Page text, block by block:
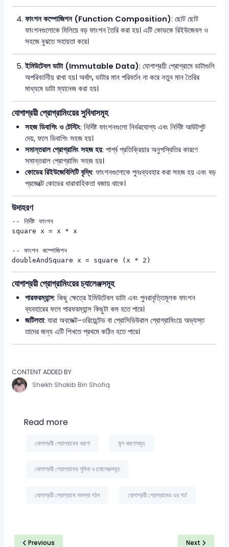
ফাংশন কম্পোজিশন (Function Composition): ছোট ছোট
ফাংশনগুলোকে মিলিয়ে বড় ফাংশন তৈরি করা হয়। এটি কোডকে রিইউজেবল ও
সহজে বুঝতে সহায়তা করে।
ইমিউটেবল ডাটা (Immutable Data): যোগাশ্রয়ী প্রোগ্রামে ডাটাগুলি
অপরিবর্তনীয় রাখা হয়। অর্থাৎ, ডাটার মান পরিবর্তন না করে নতুন মান তৈরির
মাধ্যমে ডাটা ম্যানেজ করা হয়।
যোগাশ্রয়ী প্রোগ্রামিংয়ের সুবিধাসমূহ
সহজ ডিবাগিং ও টেস্টিং: নির্দিষ্ট ফাংশনগুলো নির্ভরযোগ্য এবং নির্দিষ্ট আউটপুট
দেয়, ফলে ডিবাগিং সহজ হয়।
সমান্তরাল প্রোগ্রামিং সহজ হয়: পার্শ্ব প্রতিক্রিয়ার অনুপস্থিতির কারণে
সমান্তরাল প্রোগ্রামিং সহজ হয়।
কোডের রিইউজেবিলিটি বৃদ্ধি: ফাংশনগুলোকে পুনঃব্যবহার করা সহজ হয় এবং বড়
প্রজেক্টে কোডের ধারাবাহিকতা বজায় থাকে।
উদাহরণ
-- নির্দিষ্ট ফাংশন
square x = x * x
-- ফাংশন কম্পোজিশন
doubleAndSquare x = square (x * 2)
যোগাশ্রয়ী প্রোগ্রামিংয়ের চ্যালেঞ্জসমূহ
পারফরম্যান্স: কিছু ক্ষেত্রে ইমিউটেবল ডাটা এবং পুনরাবৃত্তিমূলক ফাংশন
ব্যবহারের ফলে পারফরম্যান্স কিছুটা কম হতে পারে।
জটিলতা: যারা অবজেক্ট-ওরিয়েন্টেড বা প্রোসিডিউরাল প্রোগ্রামিংয়ে অভ্যস্ত
তাদের জন্য এটি শিখতে প্রথমে কঠিন হতে পারে।
CONTENT ADDED BY
Sheikh Shakib Bin Shofiq
Read more
যোগাশ্রয়ী প্রোগ্রামের ধারণা মূল ধারণাসমূহ
যোগাশ্রয়ী প্রোগ্রামের সুবিধা ও চ্যালেঞ্জসমূহ
যোগাশ্রয়ী প্রোগ্রামে সমস্যা গঠন যোগাশ্রয়ী প্রোগ্রামের এর শর্ত
Previous Next